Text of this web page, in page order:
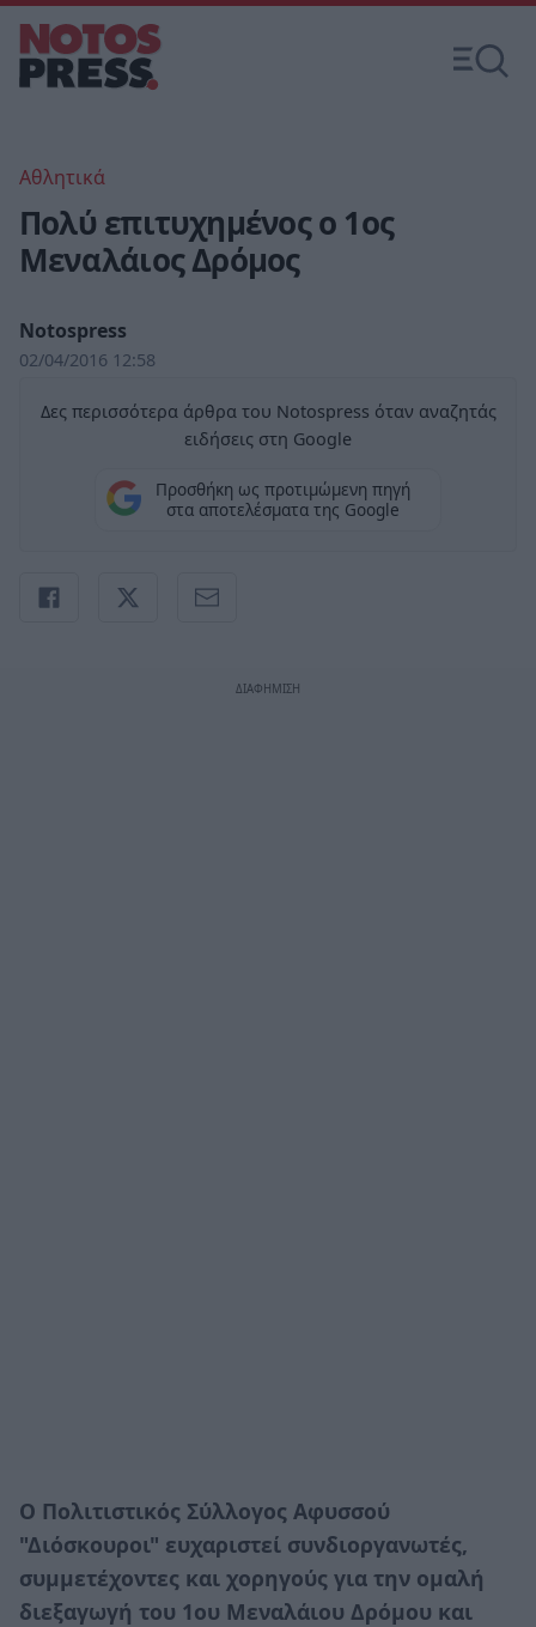
Αθλητικά
Πολύ επιτυχημένος ο 1ος
Μεναλάιος Δρόμος
Notospress
02/04/2016 12:58
Δες περισσότερα άρθρα του Notospress όταν αναζητάς
ειδήσεις στη Google
Προσθήκη ως προτιμώμενη πηγή
στα αποτελέσματα της Google
Ο Πολιτιστικός Σύλλογος Αφυσσού
"Διόσκουροι" ευχαριστεί συνδιοργανωτές,
συμμετέχοντες και χορηγούς για την ομαλή
διεξαγωγή του 1ου Μεναλάιου Δρόμου και